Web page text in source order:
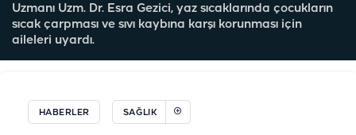
Uzmanı Uzm. Dr. Esra Gezici, yaz sıcaklarında çocukların
sıcak çarpması ve sıvı kaybına karşı korunması için
aileleri uyardı.
HABERLER SAĞLIK